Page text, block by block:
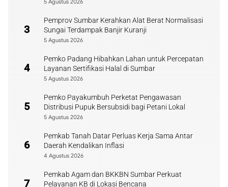
5 Agustus 2026
3
Pemprov Sumbar Kerahkan Alat Berat Normalisasi
Sungai Terdampak Banjir Kuranji
5 Agustus 2026
4
Pemko Padang Hibahkan Lahan untuk Percepatan
Layanan Sertifikasi Halal di Sumbar
5 Agustus 2026
5
Pemko Payakumbuh Perketat Pengawasan
Distribusi Pupuk Bersubsidi bagi Petani Lokal
5 Agustus 2026
6
Pemkab Tanah Datar Perluas Kerja Sama Antar
Daerah Kendalikan Inflasi
4 Agustus 2026
7
Pemkab Agam dan BKKBN Sumbar Perkuat
Pelayanan KB di Lokasi Bencana